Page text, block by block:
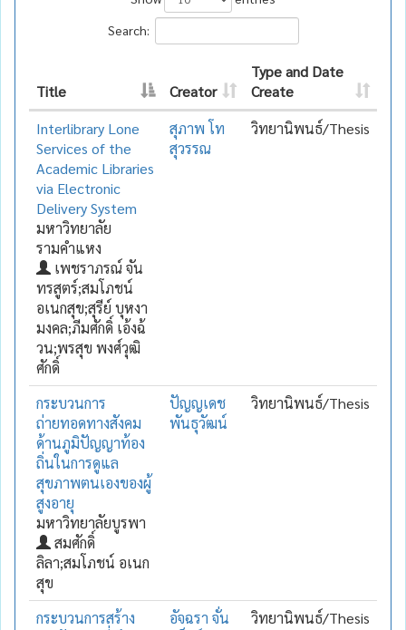
Search:
Title Creator
Type and Date
Create
Interlibrary Lone
Services of the
Academic Libraries
via Electronic
Delivery System
มหาวิทยาลัย
รามคำแหง
เพชราภรณ์ จัน
ทรสูตร์;สมโภชน์
อเนกสุข;สุรีย์ บุหงา
มงคล;ภีมศักดิ์ เอ้งฉ้
วน;พรสุข พงศ์วุฒิ
ศักดิ์
สุภาพ โท
สุวรรณ
วิทยานิพนธ์/Thesis
กระบวนการ
ถ่ายทอดทางสังคม
ด้านภูมิปัญญาท้อง
ถิ่นในการดูแล
สุขภาพตนเองของผู้
สูงอายุ
มหาวิทยาลัยบูรพา
สมศักดิ์
ลิลา;สมโภชน์ อเนก
สุข
ปัญญเดช
พันธุวัฒน์
วิทยานิพนธ์/Thesis
กระบวนการสร้าง
อัจฉรา จั่น
วิทยานิพนธ์/Thesis